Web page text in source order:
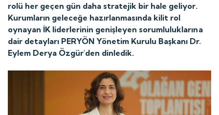
rolü her geçen gün daha stratejik bir hale geliyor.
Kurumların geleceğe hazırlanmasında kilit rol
oynayan İK liderlerinin genişleyen sorumluluklarına
dair detayları PERYÖN Yönetim Kurulu Başkanı Dr.
Eylem Derya Özgür'den dinledik.